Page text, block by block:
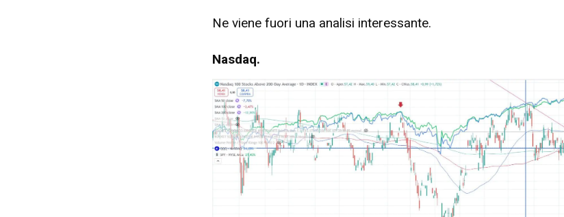
Ne viene fuori una analisi interessante.
Nasdaq.